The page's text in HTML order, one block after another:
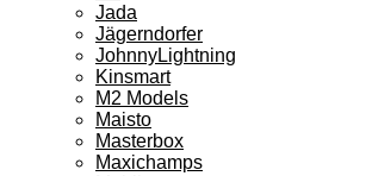
Jada
Jägerndorfer
JohnnyLightning
Kinsmart
M2 Models
Maisto
Masterbox
Maxichamps